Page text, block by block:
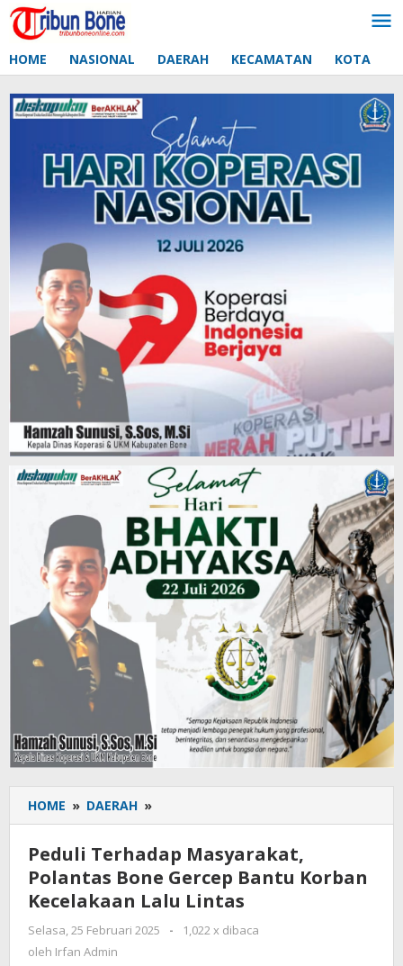
Lewati
ke
HOME NASIONAL DAERAH KECAMATAN KOTA
HOME » DAERAH »
Terhadap
Masyarakat,
Polantas
Bone
Gercep
Korban
Peduli Terhadap Masyarakat,
Polantas Bone Gercep Bantu Korban
Kecelakaan Lalu Lintas
Selasa, 25 Februari 2025
oleh
-
1,022 x dibaca
oleh Irfan Admin